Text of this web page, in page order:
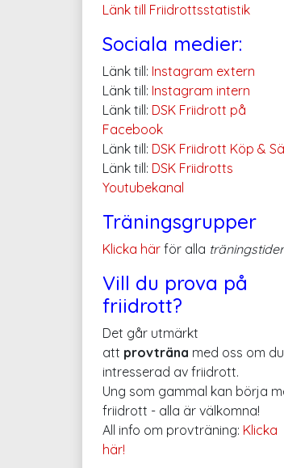
Länk till Friidrottsstatistik
Sociala medier:
Länk till: Instagram extern
Länk till: Instagram intern
Länk till: DSK Friidrott på
Facebook
Länk till: DSK Friidrott Köp &
Länk till: DSK Friidrotts
Youtubekanal
Träningsgrupper
Klicka här för alla träningstider
Vill du prova på
friidrott?
Det går utmärkt
att provträna med oss om
intresserad av friidrott.
Ung som gammal kan börja
friidrott - alla är välkomna!
All info om provträning: Klicka
här!